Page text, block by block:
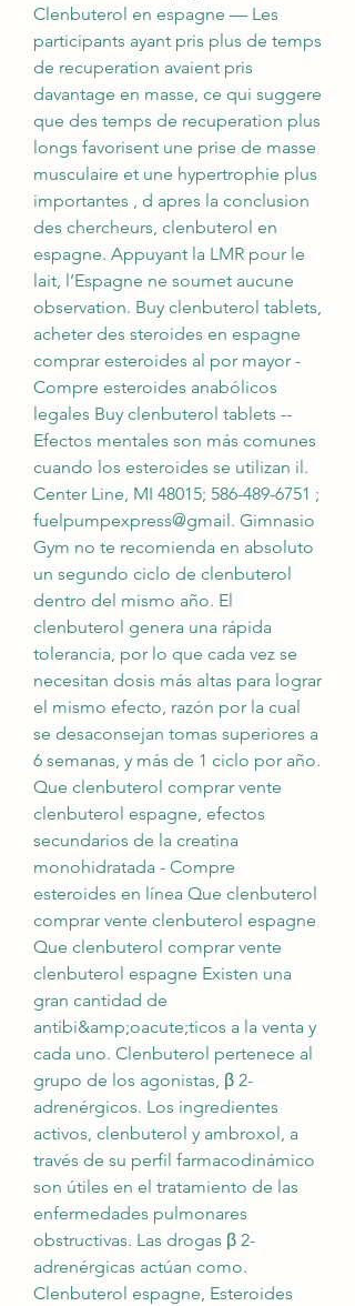
Clenbuterol en espagne — Les
participants ayant pris plus de temps
de recuperation avaient pris
davantage en masse, ce qui suggere
que des temps de recuperation plus
longs favorisent une prise de masse
musculaire et une hypertrophie plus
importantes , d apres la conclusion
des chercheurs, clenbuterol en
espagne. Appuyant la LMR pour le
lait, l’Espagne ne soumet aucune
observation. Buy clenbuterol tablets,
acheter des steroides en espagne
comprar esteroides al por mayor -
Compre esteroides anabólicos
legales Buy clenbuterol tablets --
Efectos mentales son más comunes
cuando los esteroides se utilizan il.
Center Line, MI 48015; 586-489-6751 ;
fuelpumpexpress@gmail. Gimnasio
Gym no te recomienda en absoluto
un segundo ciclo de clenbuterol
dentro del mismo año. El
clenbuterol genera una rápida
tolerancia, por lo que cada vez se
necesitan dosis más altas para lograr
el mismo efecto, razón por la cual
se desaconsejan tomas superiores a
6 semanas, y más de 1 ciclo por año.
Que clenbuterol comprar vente
clenbuterol espagne, efectos
secundarios de la creatina
monohidratada - Compre
esteroides en línea Que clenbuterol
comprar vente clenbuterol espagne
Que clenbuterol comprar vente
clenbuterol espagne Existen una
gran cantidad de
antibi&amp;oacute;ticos a la venta y
cada uno. Clenbuterol pertenece al
grupo de los agonistas, β 2-
adrenérgicos. Los ingredientes
activos, clenbuterol y ambroxol, a
través de su perfil farmacodinámico
son útiles en el tratamiento de las
enfermedades pulmonares
obstructivas. Las drogas β 2-
adrenérgicas actúan como.
Clenbuterol espagne, Esteroides